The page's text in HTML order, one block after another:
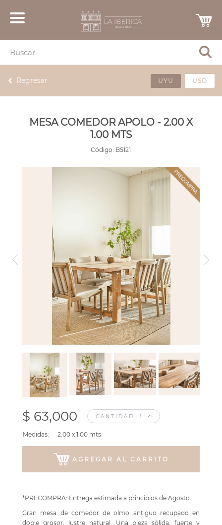
Regresar UYU USD
MESA COMEDOR APOLO - 2.00 X
1.00 MTS
Código: B5121
$ 63,000 CANTIDAD
Medidas: 2.00 x 1.00 mts
AGREGAR AL CARRITO
*PRECOMPRA: Entrega estimada a principios de Agosto.
Gran mesa de comedor de olmo antiguo recupado en
doble grosor, lustre natural. Una pieza sólida, fuerte y